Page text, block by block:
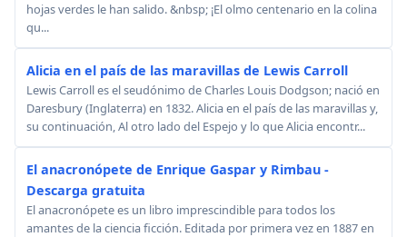
hojas verdes le han salido. &nbsp; ¡El olmo centenario en la colina
qu...
Alicia en el país de las maravillas de Lewis Carroll
Lewis Carroll es el seudónimo de Charles Louis Dodgson; nació en
Daresbury (Inglaterra) en 1832. Alicia en el país de las maravillas y,
su continuación, Al otro lado del Espejo y lo que Alicia encontr...
El anacronópete de Enrique Gaspar y Rimbau -
Descarga gratuita
El anacronópete es un libro imprescindible para todos los
amantes de la ciencia ficción. Editada por primera vez en 1887 en